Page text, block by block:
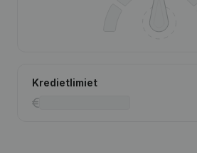
Kredietlimiet